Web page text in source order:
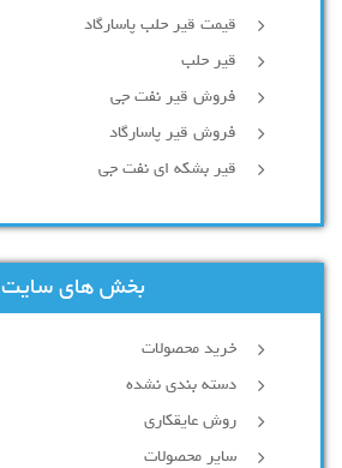
قیمت قیر حلب پاسارگاد
قیر حلب
فروش قیر نفت جی
فروش قیر پاسارگاد
قیر بشکه ای نفت جی
بخش های سایت
خرید محصولات
دسته بندی نشده
روش عایقکاری
سایر محصولات